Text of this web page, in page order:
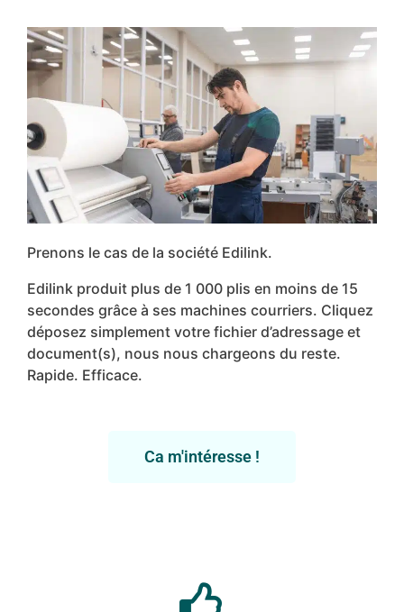
Prenons le cas de la société Edilink.
Edilink produit plus de 1 000 plis en moins de 15
secondes grâce à ses machines courriers. Cliquez
déposez simplement votre fichier d’adressage et
document(s), nous nous chargeons du reste.
Rapide. Efficace.
Ca m'intéresse !